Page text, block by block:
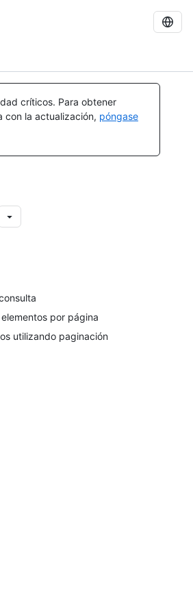
críticos. Para obtener
con la actualización, póngase
por página
utilizando paginación